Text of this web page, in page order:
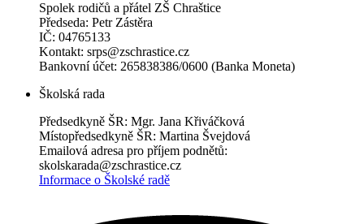
Spolek rodičů a přátel ZŠ Chraštice
Předseda: Petr Zástěra
IČ: 04765133
Kontakt: srps@zschrastice.cz
Bankovní účet: 265838386/0600 (Banka Moneta)
Školská rada
Předsedkyně ŠR: Mgr. Jana Křiváčková
Místopředsedkyně ŠR: Martina Švejdová
Emailová adresa pro příjem podnětů:
skolskarada@zschrastice.cz
Informace o Školské radě